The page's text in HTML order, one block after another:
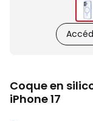
Coque en
iPhone 17